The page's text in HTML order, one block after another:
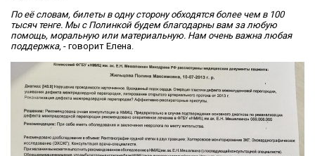
По её словам, билеты в одну сторону обходятся более чем в 100
тысяч тенге. Мы с Полинкой будем благодарны вам за любую
помощь, моральную или материальную. Нам очень важна любая
поддержка, - говорит Елена.